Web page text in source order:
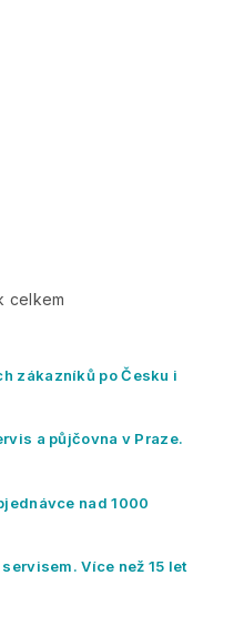
v
celkem
zákazníků po Česku i
a půjčovna v Praze.
nad 1000
Více než 15 let